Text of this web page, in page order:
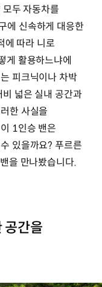
두 자동차를
에 신속하게 대응한
에 따라 니로
게 활용하느냐에
피크닉이나 차박
넓은 실내 공간과
한 사실을
1인승 밴은
있을까요? 푸르른
을 만나봤습니다.
공간을